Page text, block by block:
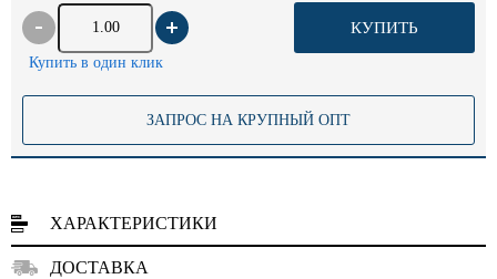
КУПИТЬ
Купить в один клик
ЗАПРОС НА КРУПНЫЙ ОПТ
ХАРАКТЕРИСТИКИ
ДОСТАВКА